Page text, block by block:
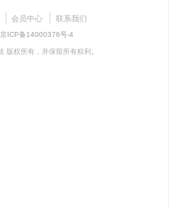
会员中心 联系我们
京ICP备14000376号-4
权所有，并保留所有权利。